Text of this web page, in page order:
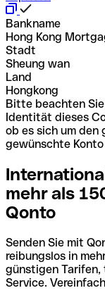
Bankname
Hong Kong
Stadt
Sheung wan
Land
Hongkong
Bitte beachten
Identität dieses
ob es sich um den
gewünschte
mehr als
Qonto
Senden Sie mit
reibungslos in
günstigen Tarifen,
Service.